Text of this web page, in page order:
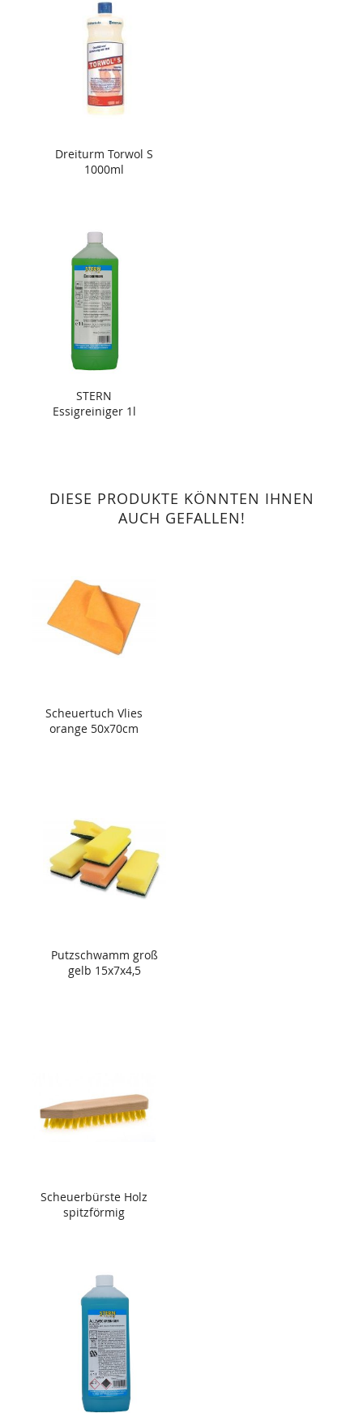
Dreiturm Torwol S
1000ml
STERN
Essigreiniger 1l
DIESE PRODUKTE KÖNNTEN IHNEN
AUCH GEFALLEN!
Scheuertuch Vlies
orange 50x70cm
Putzschwamm groß
gelb 15x7x4,5
Scheuerbürste Holz
spitzförmig